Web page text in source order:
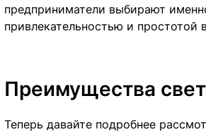
предприниматели выбирают
привлекательностью и простотой
Преимущества
Теперь давайте подробнее